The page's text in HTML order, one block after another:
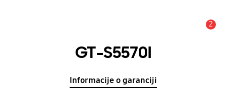
2
GT-S5570I
Informacije o garanciji